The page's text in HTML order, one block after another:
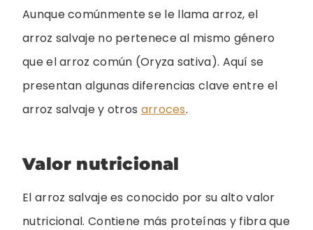
Aunque comúnmente se le llama arroz, el
arroz salvaje no pertenece al mismo género
que el arroz común (Oryza sativa). Aquí se
presentan algunas diferencias clave entre el
arroz salvaje y otros arroces.
Valor nutricional
El arroz salvaje es conocido por su alto valor
nutricional. Contiene más proteínas y fibra que